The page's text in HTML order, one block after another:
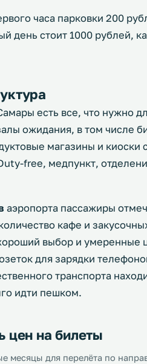
часа парковки 200
день стоит 1000 рублей,
есть все, что нужно
ожидания, в том числе
магазины и
free, медпункт,
аэропорта пассажиры
кафе и
выбор и
для зарядки
транспорта
идти пешком.
цен на билеты
месяцы для перелёта по